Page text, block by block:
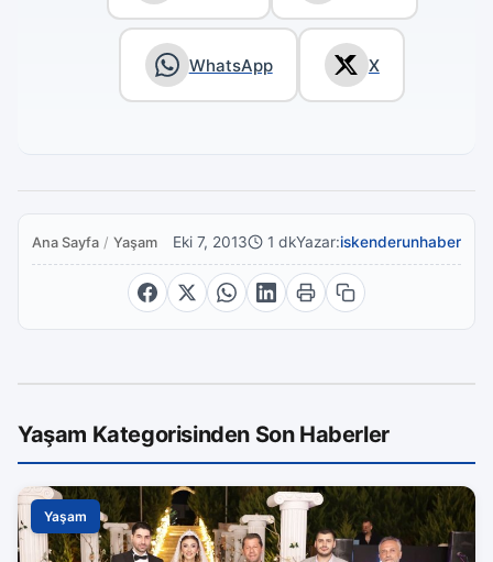
WhatsApp X
Ana Sayfa / Yaşam Eki 7, 2013 1 dkYazar:iskenderunhaber
Yaşam Kategorisinden Son Haberler
Yaşam